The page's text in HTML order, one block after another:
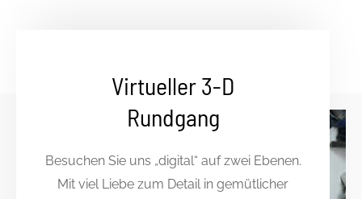
Virtueller 3-D
Rundgang
Besuchen Sie uns „digital“ auf zwei Ebenen.
Mit viel Liebe zum Detail in gemütlicher